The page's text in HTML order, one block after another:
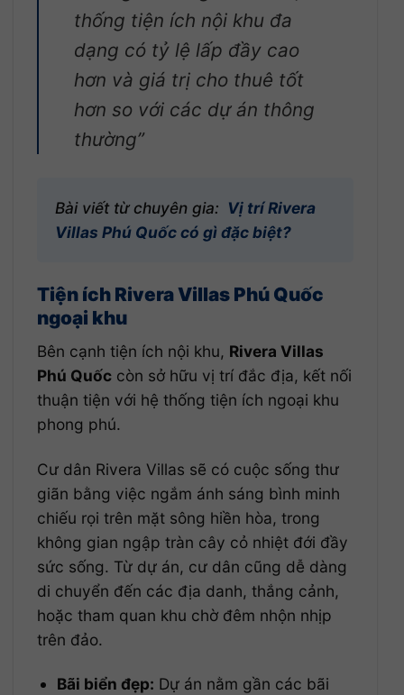
thống tiện ích nội khu đa
dạng có tỷ lệ lấp đầy cao
hơn và giá trị cho thuê tốt
hơn so với các dự án thông
thường”
Bài viết từ chuyên gia: Vị trí Rivera
Villas Phú Quốc có gì đặc biệt?
Tiện ích Rivera Villas Phú Quốc
ngoại khu
Bên cạnh tiện ích nội khu, Rivera Villas
Phú Quốccòn sở hữu vị trí đắc địa, kết nối
thuận tiện với hệ thống tiện ích ngoại khu
phong phú.
Cư dân Rivera Villas sẽ có cuộc sống thư
giãn bằng việc ngắm ánh sáng bình minh
chiếu rọi trên mặt sông hiền hòa, trong
không gian ngập tràn cây cỏ nhiệt đới đầy
sức sống. Từ dự án, cư dân cũng dễ dàng
di chuyển đến các địa danh, thắng cảnh,
hoặc tham quan khu chờ đêm nhộn nhịp
trên đảo.
Bãi biển đẹp: Dự án nằm gần các bãi